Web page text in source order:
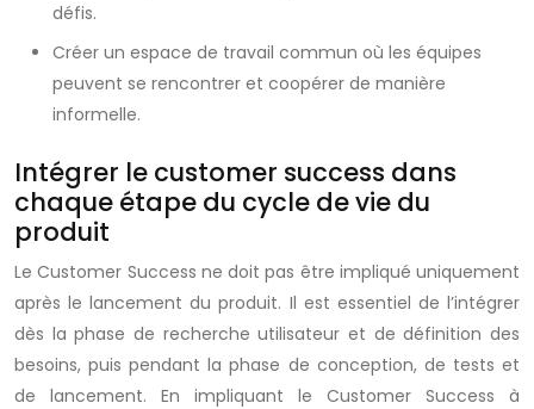
défis.
Créer un espace de travail commun où les équipes
peuvent se rencontrer et coopérer de manière
informelle.
Intégrer le customer success dans
chaque étape du cycle de vie du
produit
Le Customer Success ne doit pas être impliqué uniquement
après le lancement du produit. Il est essentiel de l’intégrer
dès la phase de recherche utilisateur et de définition des
besoins, puis pendant la phase de conception, de tests et
de lancement. En impliquant le Customer Success à